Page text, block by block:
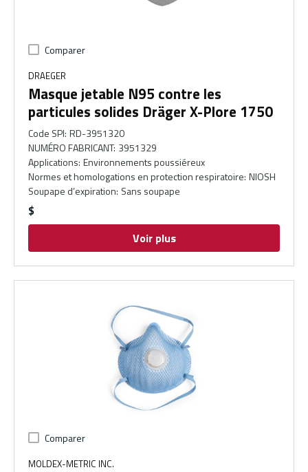
Comparer
DRAEGER
Masque jetable N95 contre les
particules solides Dräger X-Plore 1750
Code SPI: RD-3951320
NUMÉRO FABRICANT: 3951329
Applications: Environnements poussiéreux
Normes et homologations en protection respiratoire: NIOSH
Soupape d’expiration: Sans soupape
$
Voir plus
Comparer
MOLDEX-METRIC INC.